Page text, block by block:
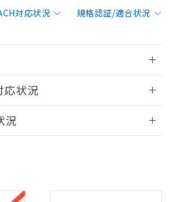
対応状況 規格認証/適合状況
いただくと、CADデータをダウンロー
す。
応状況
・凡例
況